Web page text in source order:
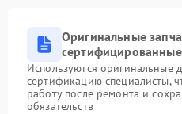
Оригинальные
Используются
сертификацию специалисты,
работу после ремонта и
обязательств